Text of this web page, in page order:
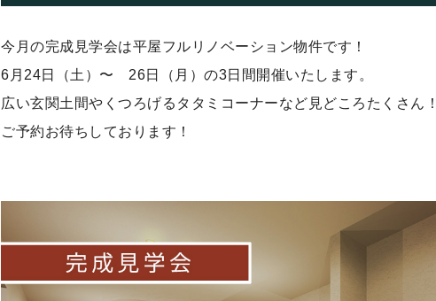
今月の完成見学会は平屋フルリノベーション物件です！
6月24日（土）〜 26日（月）の3日間開催いたします。
広い玄関土間やくつろげるタタミコーナーなど見どころたくさん！
ご予約お待ちしております！